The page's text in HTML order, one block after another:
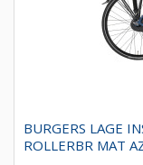
BURGERS LAGE
ROLLERBR MAT